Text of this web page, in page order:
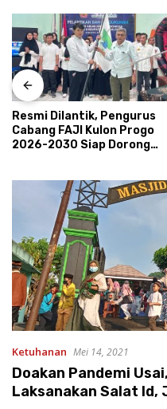
Resmi Dilantik, Pengurus
Cabang FAJI Kulon Progo
2026-2030 Siap Dorong
Ketuhanan Mei 14, 2021
Doakan Pandemi
Laksanakan Salat Id,